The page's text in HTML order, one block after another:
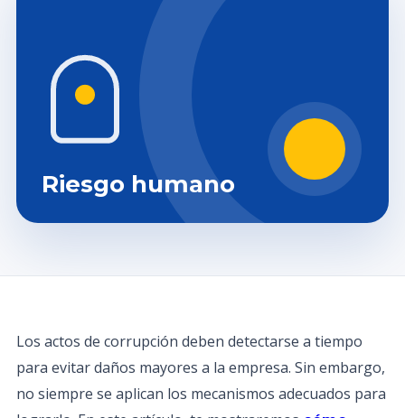
Riesgo humano
Los actos de corrupción deben detectarse a tiempo
para evitar daños mayores a la empresa. Sin embargo,
no siempre se aplican los mecanismos adecuados para